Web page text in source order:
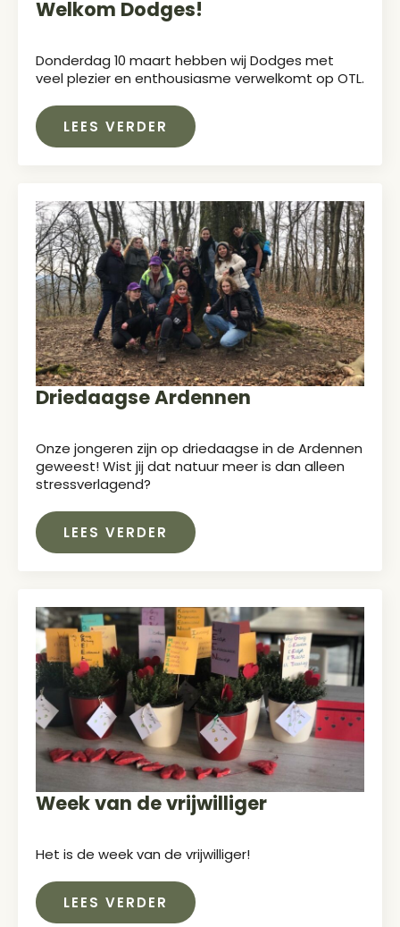
Welkom Dodges!
Donderdag 10 maart hebben wij Dodges met
veel plezier en enthousiasme verwelkomt op OTL.
LEES VERDER
Driedaagse Ardennen
Onze jongeren zijn op driedaagse in de Ardennen
geweest! Wist jij dat natuur meer is dan alleen
stressverlagend?
LEES VERDER
Week van de vrijwilliger
Het is de week van de vrijwilliger!
LEES VERDER